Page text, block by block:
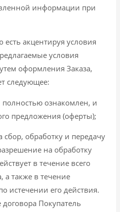
информации при
есть акцентируя условия
условия
оформления Заказа,
следующее:
ознакомлен, и
предложения (оферты);
обработку и передачу
на обработку
в течение всего
а также в течение
истечении его действия.
Покупатель